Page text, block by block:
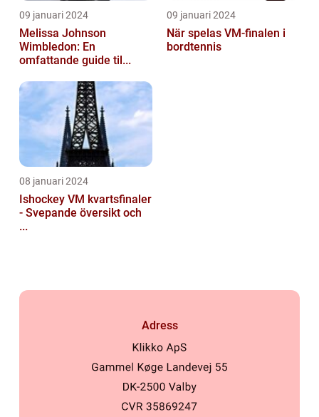
09 januari 2024
Melissa Johnson
Wimbledon: En
omfattande guide til...
09 januari 2024
När spelas VM-finalen i
bordtennis
08 januari 2024
Ishockey VM kvartsfinaler
- Svepande översikt och
...
Adress